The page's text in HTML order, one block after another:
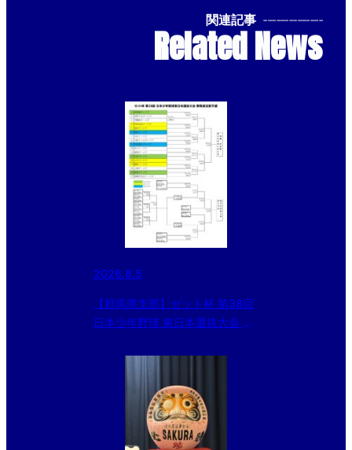
関連記事 --------------
Related News
2026.8.5
【群馬県支部】ゼット杯 第38回
日本少年野球 東日本選抜大会 群